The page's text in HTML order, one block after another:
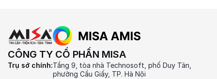
CÔNG TY CỔ PHẦN MISA
Trụ sở chính:Tầng 9, tòa nhà Technosoft, phố Duy Tân,
phường Cầu Giấy, TP. Hà Nội